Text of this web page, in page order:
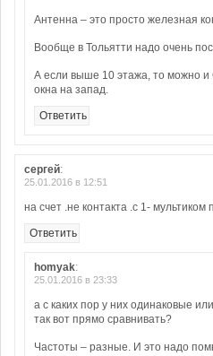
Антенна – это просто железная
Вообще в Тольятти надо очень
А если выше 10 этажа, то можно и
окна на запад.
Ответить
сергей:
25.01.2016 в 12:51
на счет .не контакта .с 1-
Ответить
homyak:
25.01.2016 в 23:33
а с каких пор у них одинаковые
так вот прямо сравнивать?
Частоты – разные. И это надо